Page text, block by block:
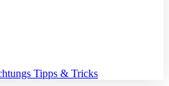
Tipps & Tricks